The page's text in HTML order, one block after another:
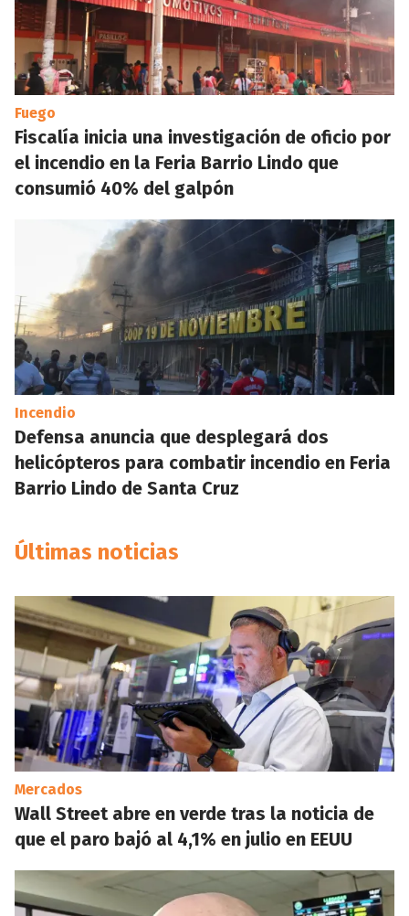
Fuego
Fiscalía inicia una investigación de oficio por
el incendio en la Feria Barrio Lindo que
consumió 40% del galpón
Incendio
Defensa anuncia que desplegará dos
helicópteros para combatir incendio en Feria
Barrio Lindo de Santa Cruz
Últimas noticias
Mercados
Wall Street abre en verde tras la noticia de
que el paro bajó al 4,1% en julio en EEUU